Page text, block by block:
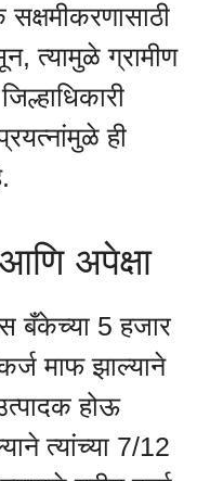
त्यामुळे ग्रामीण
ही
अपेक्षा
बँकेच्या 5 हजार
माफ झाल्याने
होऊ
त्यांच्या 7/12